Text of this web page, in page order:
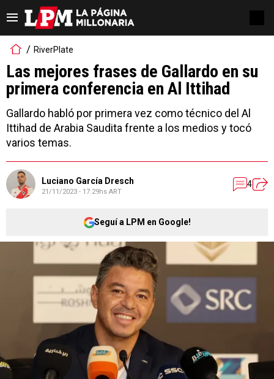
RiverPlate
Las mejores frases de Gallardo en su
primera conferencia en Al Ittihad
Gallardo habló por primera vez como técnico del Al
Ittihad de Arabia Saudita frente a los medios y tocó
varios temas.
Luciano García Dresch
21/11/2023 - 17:29hs ART
4
Seguí a LPM en Google!